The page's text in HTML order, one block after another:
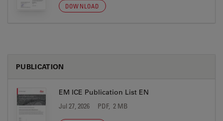
DOWNLOAD
PUBLICATION
EM ICE Publication List EN
Jul 27, 2026 PDF, 2 MB